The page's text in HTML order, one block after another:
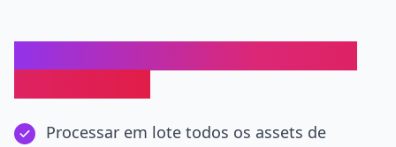
Processar em lote todos os assets de